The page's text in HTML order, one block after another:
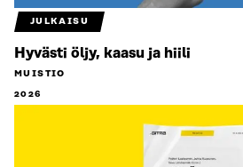
JULKAISU
Hyvästi öljy, kaasu ja hiili
MUISTIO
2026